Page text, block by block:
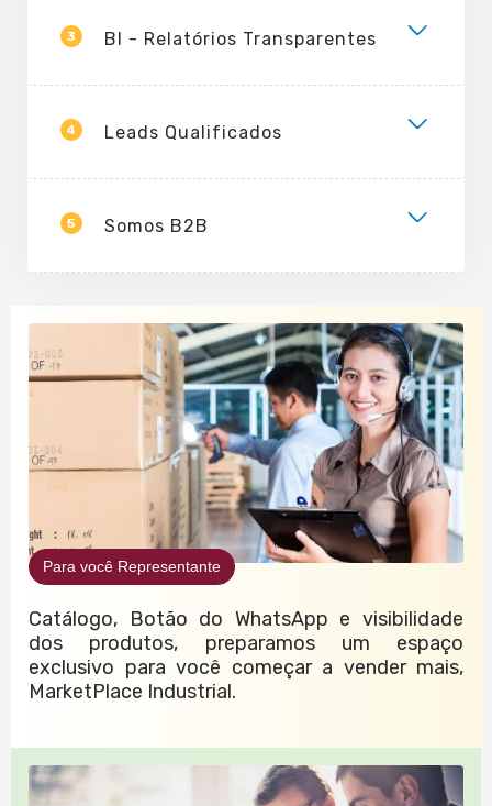
3 BI - Relatórios Transparentes
4 Leads Qualificados
5 Somos B2B
Para você Representante
Catálogo, Botão do WhatsApp e visibilidade
dos produtos, preparamos um espaço
exclusivo para você começar a vender mais,
MarketPlace Industrial.